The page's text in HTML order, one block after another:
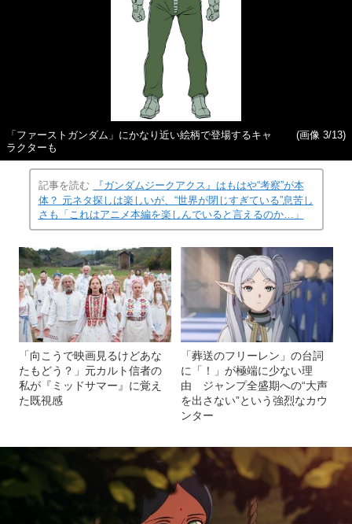
「ファーストガンダム」にかなり近い絵柄で登場するキャ
ラクターも
(画像 3/13)
記事を読む
『ガンダムジークアクス』はもはや“考察”が本
体？ 元ネタ探しは楽しいが、“世界が閉じすぎている”息苦し
さも「これはアニメ本編を楽しんでいると言えるのか…」
「向こうで映画見るけどあな
たもどう？」元カルト信者の
私が『ミッドサマー』に覚え
た既視感
「葬送のフリーレン」の台詞
に「！」が極端に少ない理
由 ジャンプ全盛期への“大声
を出さない”という強烈なカウ
ンター